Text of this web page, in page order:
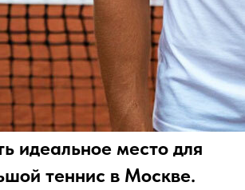
идеальное место для
теннис в Москве.